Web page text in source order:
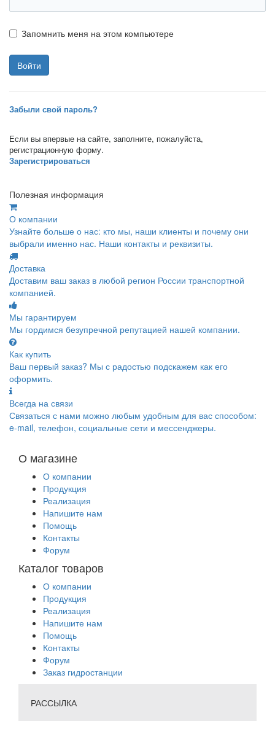
Запомнить меня на этом компьютере
Забыли свой пароль?
Если вы впервые на сайте, заполните, пожалуйста,
регистрационную форму.
Зарегистрироваться
Полезная информация
О компании
Узнайте больше о нас: кто мы, наши клиенты и почему они
выбрали именно нас. Наши контакты и реквизиты.
Доставка
Доставим ваш заказ в любой регион России транспортной
компанией.
Мы гарантируем
Мы гордимся безупречной репутацией нашей компании.
Как купить
Ваш первый заказ? Мы с радостью подскажем как его
оформить.
Всегда на связи
Связаться с нами можно любым удобным для вас способом:
e-mail, телефон, социальные сети и мессенджеры.
О магазине
О компании
Продукция
Реализация
Напишите нам
Помощь
Контакты
Форум
Каталог товаров
О компании
Продукция
Реализация
Напишите нам
Помощь
Контакты
Форум
Заказ гидростанции
РАССЫЛКА